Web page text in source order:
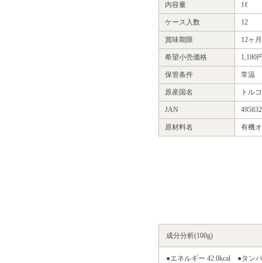
内容量 1ℓ
ケース入数 12
賞味期限 12ヶ月
希望小売価格 1,180
保管条件 常温
原産国名 トルコ
JAN
原材料名 有機
成分分析(100g)
●エネルギー 42.0kcal ●タン